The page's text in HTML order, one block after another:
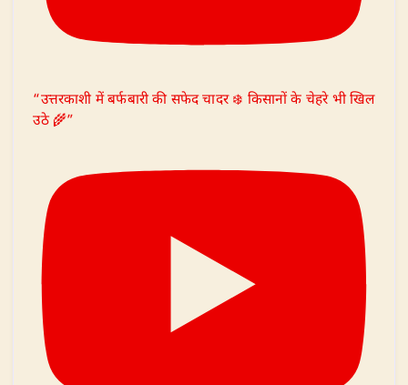
“उत्तरकाशी में बर्फबारी की सफेद चादर ❄️ किसानों के चेहरे भी खिल
उठे 🌾”